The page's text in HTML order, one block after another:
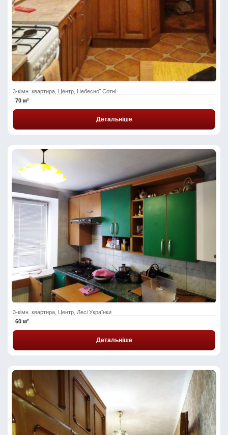
3-кімн. квартира, Центр, Небесної Сотні
70 м²
Детальніше
3-кімн. квартира, Центр, Лесі Українки
60 м²
Детальніше